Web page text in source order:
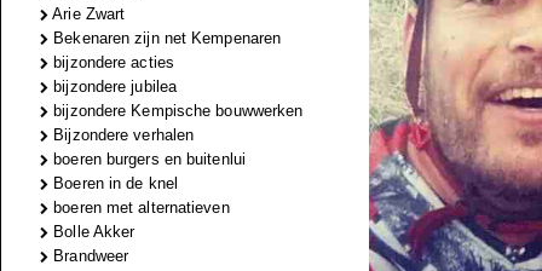
Arie Zwart
Bekenaren zijn net Kempenaren
bijzondere acties
bijzondere jubilea
bijzondere Kempische bouwwerken
Bijzondere verhalen
boeren burgers en buitenlui
Boeren in de knel
boeren met alternatieven
Bolle Akker
Brandweer